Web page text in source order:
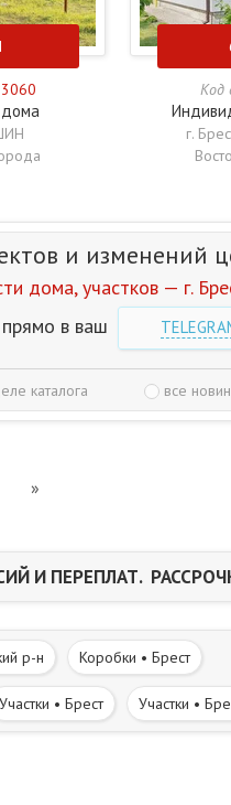
дома
Код
г.
и изменений
дома, участков — г.
в ваш
каталога все
»
И ПЕРЕПЛАТ.
р-н Коробки • Брест
Участки • Брест Участки •